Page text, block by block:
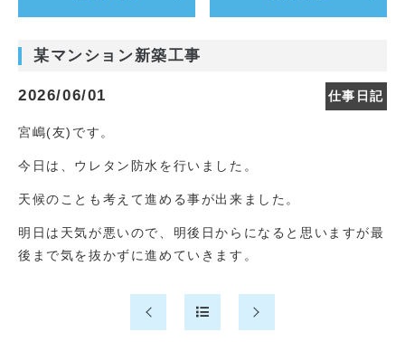
某マンション新築工事
2026/06/01 仕事日記
宮嶋(友)です。
今日は、ウレタン防水を行いました。
天候のことも考えて進める事が出来ました。
明日は天気が悪いので、明後日からになると思いますが最
後まで気を抜かずに進めていきます。